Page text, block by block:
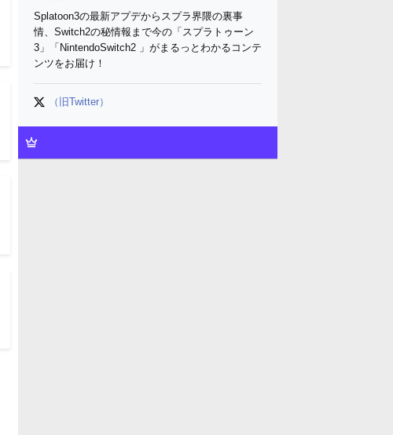
Splatoon3の最新アプデからスプラ界隈の裏事
情、Switch2の秘情報まで今の「スプラトゥーン
3」「NintendoSwitch2 」がまるっとわかるコンテ
ンツをお届け！
（旧Twitter）